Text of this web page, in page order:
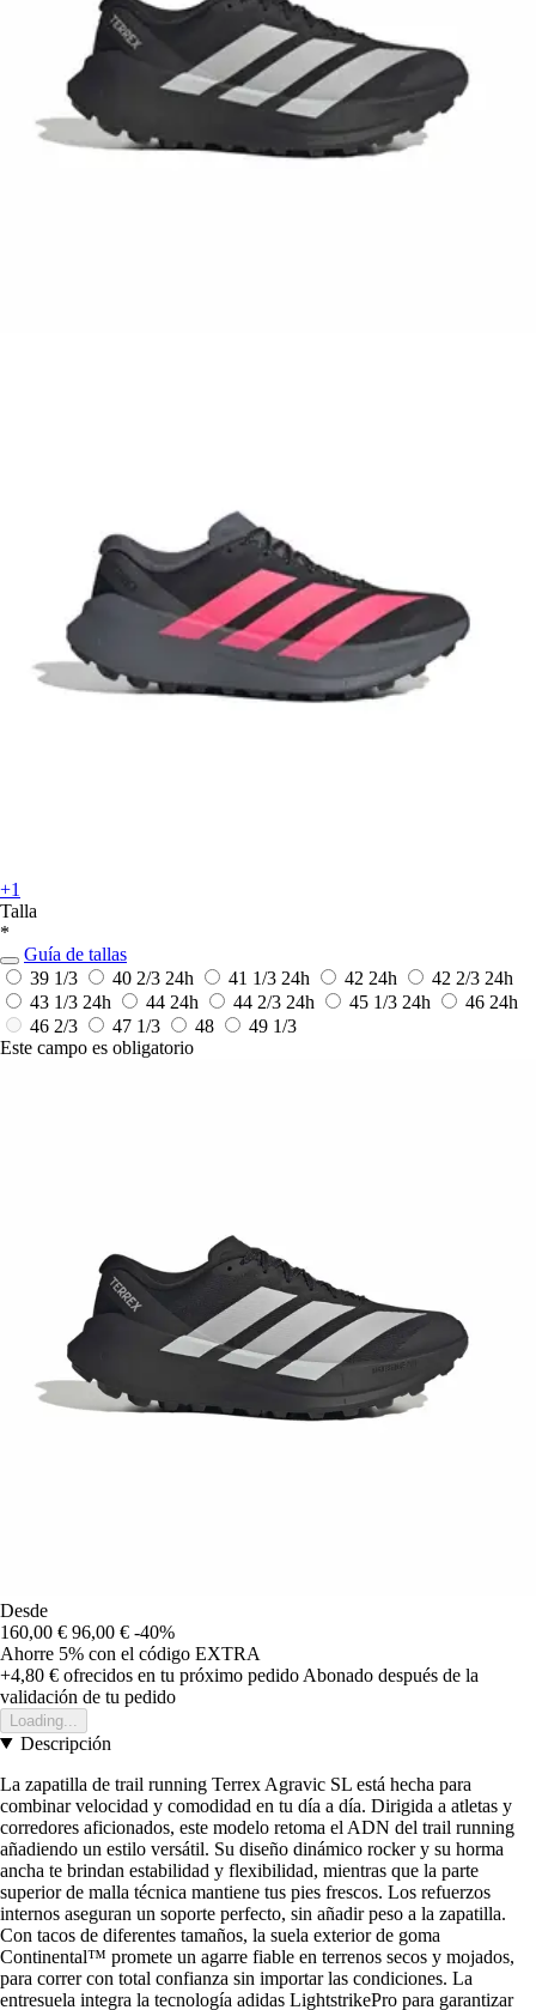
+1
Talla
*
Guía de tallas
39 1/3
40 2/3 24h 41 1/3 24h 42 24h 42 2/3 24h
43 1/3 24h 44 24h 44 2/3 24h 45 1/3 24h 46 24h
46 2/3
47 1/3 48
49 1/3
Este campo es obligatorio
Desde
160,00 € 96,00 € -40%
Ahorre 5% con el código EXTRA
+4,80 € ofrecidos en tu próximo pedido Abonado después de la
validación de tu pedido
Loading...
Descripción
La zapatilla de trail running Terrex Agravic SL está hecha para
combinar velocidad y comodidad en tu día a día. Dirigida a atletas y
corredores aficionados, este modelo retoma el ADN del trail running
añadiendo un estilo versátil. Su diseño dinámico rocker y su horma
ancha te brindan estabilidad y flexibilidad, mientras que la parte
superior de malla técnica mantiene tus pies frescos. Los refuerzos
internos aseguran un soporte perfecto, sin añadir peso a la zapatilla.
Con tacos de diferentes tamaños, la suela exterior de goma
Continental™ promete un agarre fiable en terrenos secos y mojados,
para correr con total confianza sin importar las condiciones. La
entresuela integra la tecnología adidas LightstrikePro para garantizar